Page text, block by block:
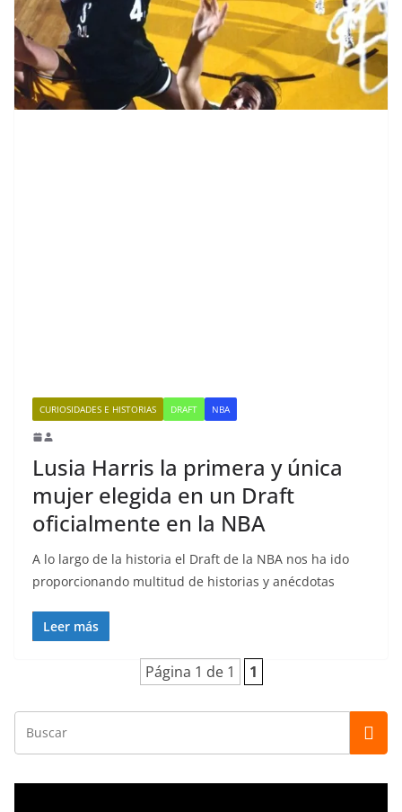
CURIOSIDADES E HISTORIAS DRAFT NBA
Lusia Harris la primera y única
mujer elegida en un Draft
oficialmente en la NBA
A lo largo de la historia el Draft de la NBA nos ha ido
proporcionando multitud de historias y anécdotas
Leer más
Página 1 de 1 1